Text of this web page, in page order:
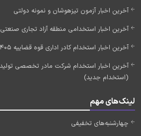
آخرین اخبار آزمون تیزهوشان و نمونه دولتی
آخرین اخبار استخدامی منطقه آزاد تجاری صنعتی 1405
آخرین اخبار استخدام کادر اداری قوه قضاییه 1405 (به زودی)
(استخدام جدید)
لینک‌های مهم
چهارشنبه‌های تخفیفی